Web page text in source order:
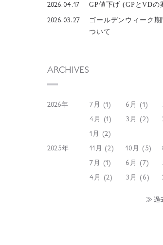
2026.04.17 GP値下げ (GPとVDの
2026.03.27
ゴールデンウィーク期
ついて
ARCHIVES
2026年 7月 (1) 6月 (1)
4月 (1)
3月 (2)
1月 (2)
2025年
11月 (2) 10月 (5)
7月 (1)
6月 (7)
4月 (2)
3月 (6)
≫ 過